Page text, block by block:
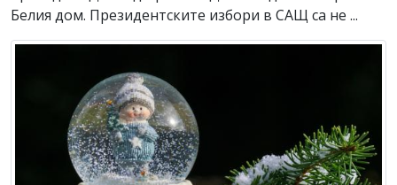
Белия дом. Президентските избори в САЩ са не ...